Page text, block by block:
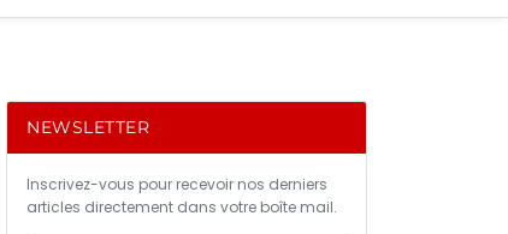
NEWSLETTER
Inscrivez-vous pour recevoir nos derniers
articles directement dans votre boîte mail.